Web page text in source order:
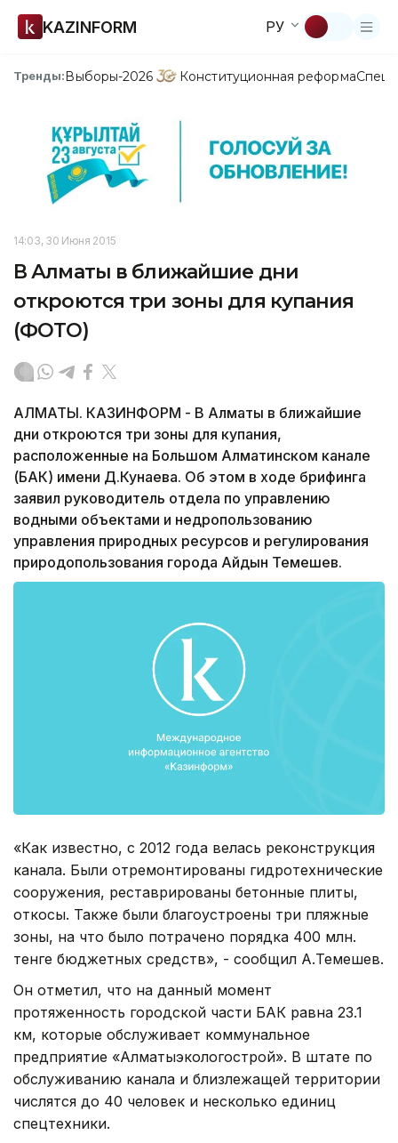
KAZINFORM РУ
Тренды:Выборы-2026 Конституционная реформа
14:03, 30 Июня 2015
В Алматы в ближайшие дни
откроются три зоны для купания
(ФОТО)
АЛМАТЫ. КАЗИНФОРМ - В Алматы в ближайшие
дни откроются три зоны для купания,
расположенные на Большом Алматинском канале
(БАК) имени Д.Кунаева. Об этом в ходе брифинга
заявил руководитель отдела по управлению
водными объектами и недропользованию
управления природных ресурсов и регулирования
природопользования города Айдын Темешев.
«Как известно, с 2012 года велась реконструкция
канала. Были отремонтированы гидротехнические
сооружения, реставрированы бетонные плиты,
откосы. Также были благоустроены три пляжные
зоны, на что было потрачено порядка 400 млн.
тенге бюджетных средств», - сообщил А.Темешев.
Он отметил, что на данный момент
протяженность городской части БАК равна 23.1
км, которые обслуживает коммунальное
предприятие «Алматыэкологострой». В штате по
обслуживанию канала и близлежащей территории
числятся до 40 человек и несколько единиц
спецтехники.